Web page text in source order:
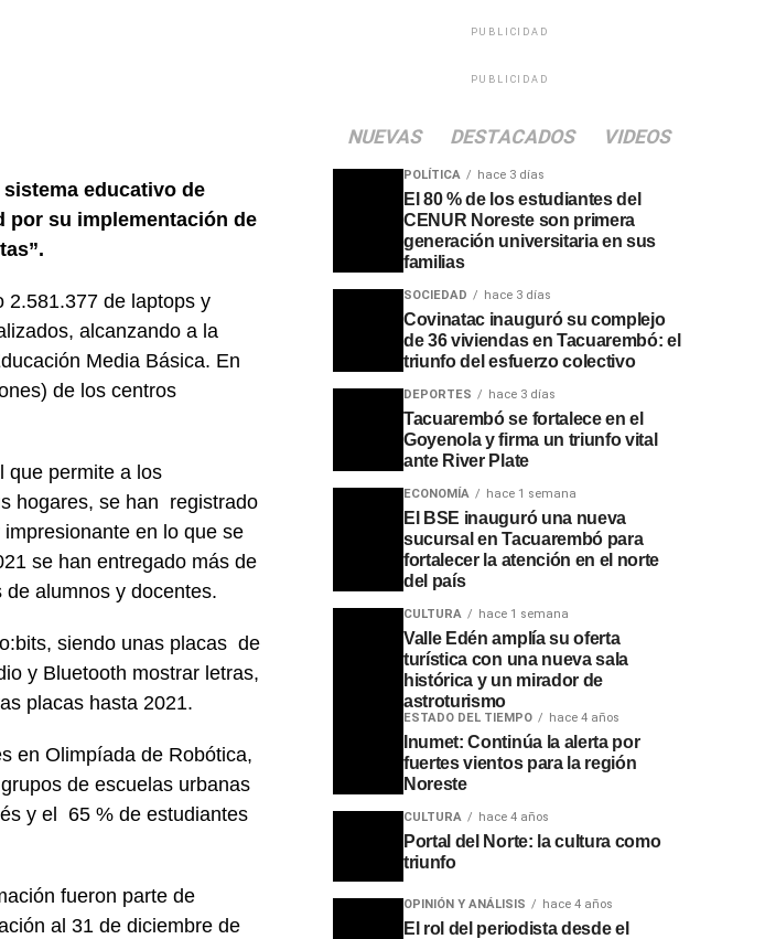
educativo de
por su implementación de
2.581.377 de laptops y
alcanzando a la
Media Básica. En
de los centros
que permite a los
hogares, se han registrado
en lo que se
se han entregado más de
alumnos y docentes.
siendo unas placas de
y Bluetooth mostrar letras,
placas hasta 2021.
en Olimpíada de Robótica,
de escuelas urbanas
y el 65 % de estudiantes
fueron parte de
al 31 de diciembre de
PUBLICIDAD
PUBLICIDAD
NUEVAS DESTACADOS VIDEOS
POLÍTICA hace 3 días
El 80 % de los estudiantes del
CENUR Noreste son primera
generación universitaria en sus
familias
SOCIEDAD hace 3 días
Covinatac inauguró su complejo
de 36 viviendas en Tacuarembó: el
triunfo del esfuerzo colectivo
DEPORTES hace 3 días
Tacuarembó se fortalece en el
Goyenola y firma un triunfo vital
ante River Plate
ECONOMÍA hace 1 semana
El BSE inauguró una nueva
sucursal en Tacuarembó para
fortalecer la atención en el norte
del país
CULTURA hace 1 semana
Valle Edén amplía su oferta
turística con una nueva sala
histórica y un mirador de
astroturismo
ESTADO DEL TIEMPO hace 4 años
Inumet: Continúa la alerta por
fuertes vientos para la región
Noreste
CULTURA hace 4 años
Portal del Norte: la cultura como
triunfo
OPINIÓN Y ANÁLISIS hace 4 años
El rol del periodista desde el